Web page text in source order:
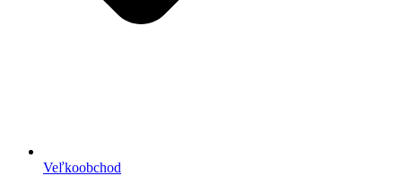
Veľkoobchod